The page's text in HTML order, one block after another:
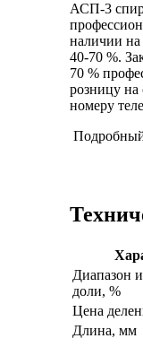
АСП-3
наличии на
40-70 %.
70 %
розницу на
номеру
Диапазон
доли, %
Цена
Длина, мм